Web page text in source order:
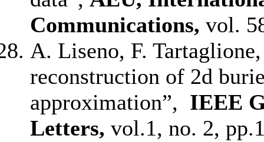
Communications, vol.
A. Liseno, F.
reconstruction of 2d
approximation”, IEEE
Letters, vol.1, no. 2,